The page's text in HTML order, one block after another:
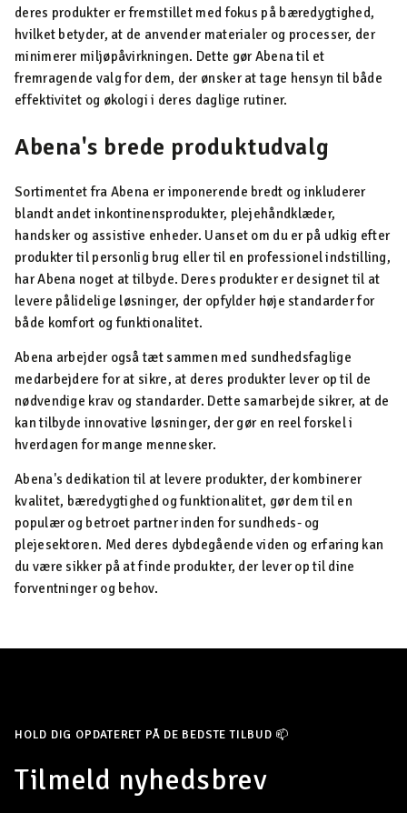
deres produkter er fremstillet med fokus på bæredygtighed,
hvilket betyder, at de anvender materialer og processer, der
minimerer miljøpåvirkningen. Dette gør Abena til et
fremragende valg for dem, der ønsker at tage hensyn til både
effektivitet og økologi i deres daglige rutiner.
Abena's brede produktudvalg
Sortimentet fra Abena er imponerende bredt og inkluderer
blandt andet inkontinensprodukter, plejehåndklæder,
handsker og assistive enheder. Uanset om du er på udkig efter
produkter til personlig brug eller til en professionel indstilling,
har Abena noget at tilbyde. Deres produkter er designet til at
levere pålidelige løsninger, der opfylder høje standarder for
både komfort og funktionalitet.
Abena arbejder også tæt sammen med sundhedsfaglige
medarbejdere for at sikre, at deres produkter lever op til de
nødvendige krav og standarder. Dette samarbejde sikrer, at de
kan tilbyde innovative løsninger, der gør en reel forskel i
hverdagen for mange mennesker.
Abena's dedikation til at levere produkter, der kombinerer
kvalitet, bæredygtighed og funktionalitet, gør dem til en
populær og betroet partner inden for sundheds- og
plejesektoren. Med deres dybdegående viden og erfaring kan
du være sikker på at finde produkter, der lever op til dine
forventninger og behov.
HOLD DIG OPDATERET PÅ DE BEDSTE TILBUD 📫
Tilmeld nyhedsbrev